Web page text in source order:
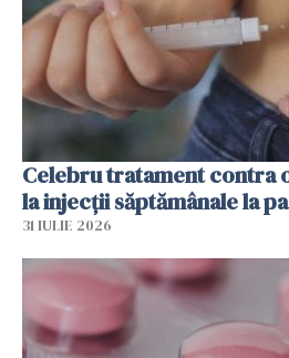
Celebru tratament contra
la injecții săptămânale la
31 IULIE 2026